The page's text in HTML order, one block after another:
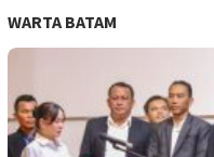
WARTA BATAM